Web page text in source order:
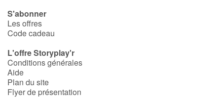
Vidéos & Tutoriaux
Blog
Actualités
S'abonner
Les offres
Code cadeau
L'offre Storyplay'r
Conditions générales
Aide
Plan du site
Flyer de présentation